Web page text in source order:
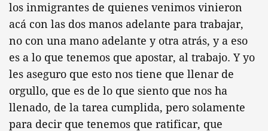
los inmigrantes de quienes venimos vinieron
acá con las dos manos adelante para trabajar,
no con una mano adelante y otra atrás, y a eso
es a lo que tenemos que apostar, al trabajo. Y yo
les aseguro que esto nos tiene que llenar de
orgullo, que es de lo que siento que nos ha
llenado, de la tarea cumplida, pero solamente
para decir que tenemos que ratificar, que